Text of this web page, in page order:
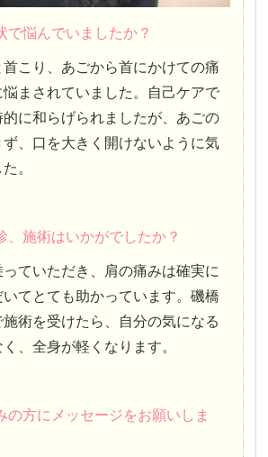
悩んでいましたか？
こり、あごから首にかけての痛
まされていました。自己ケアで
に和らげられましたが、あごの
、口を大きく開けないように気
。
施術はいかがでしたか？
ていただき、肩の痛みは確実に
てとても助かっています。磯橋
術を受けたら、自分の気になる
、全身が軽くなります。
方にメッセージをお願いしま